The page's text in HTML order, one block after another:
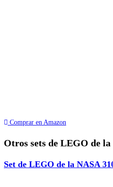
Comprar en Amazon
Otros sets de LEGO de la
Set de LEGO de la NASA